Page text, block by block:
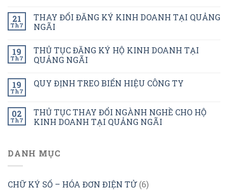
21
Th7
THAY ĐỔI ĐĂNG KÝ KINH DOANH TẠI QUẢNG
NGÃI
19
Th7
THỦ TỤC ĐĂNG KÝ HỘ KINH DOANH TẠI
QUẢNG NGÃI
19
Th7
QUY ĐỊNH TREO BIỂN HIỆU CÔNG TY
02
Th7
THỦ TỤC THAY ĐỔI NGÀNH NGHỀ CHO HỘ
KINH DOANH TẠI QUẢNG NGÃI
DANH MỤC
CHỮ KÝ SỐ – HÓA ĐƠN ĐIỆN TỬ(6)